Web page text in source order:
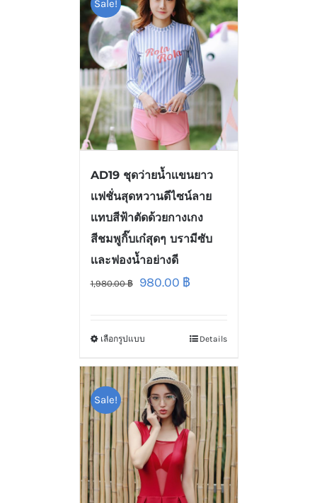
Sale!
AD19 ชุดว่ายน้ำเเขนยาว
เเฟชั่นสุดหวานดีไซน์ลาย
เเทบสีฟ้าตัดด้วยกางเกง
สีชมพูกิ๊บเก๋สุดๆ บรามีซับ
เเละฟองน้ำอย่างดี
1,980.00฿ 980.00 ฿
เลือกรูปแบบ Details
Sale!